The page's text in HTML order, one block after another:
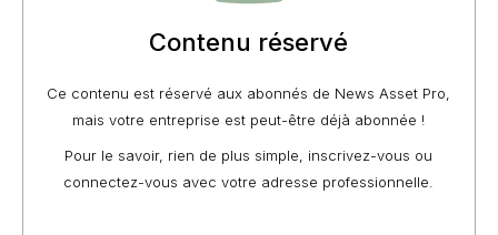
Contenu réservé
Ce contenu est réservé aux abonnés de News Asset Pro,
mais votre entreprise est peut-être déjà abonnée !
Pour le savoir, rien de plus simple, inscrivez-vous ou
connectez-vous avec votre adresse professionnelle.